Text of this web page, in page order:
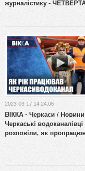
журналістику -
2023-03-17 14:24:06 ·
ВІККА - Черкаси /
Черкаські водоканалівці
розповіли, як